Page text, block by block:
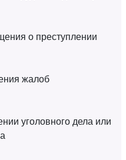
о преступлении
жалоб
уголовного дела или